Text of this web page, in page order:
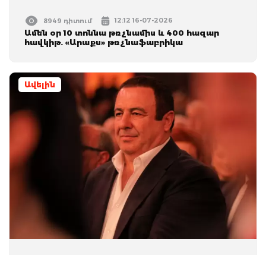
8949 դիտում 12:12 16-07-2026
Ամեն օր 10 տոննա թռչնամիս և 400 հազար
հավկիթ. «Արաքս» թռչնաֆաբրիկա
Ավելին